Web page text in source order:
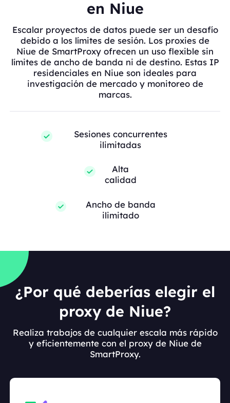
en Niue
Escalar proyectos de datos puede ser un desafío
debido a los límites de sesión. Los proxies de
Niue de SmartProxy ofrecen un uso flexible sin
límites de ancho de banda ni de destino. Estas IP
residenciales en Niue son ideales para
investigación de mercado y monitoreo de
marcas.
Sesiones concurrentes
ilimitadas
Alta
calidad
Ancho de banda
ilimitado
¿Por qué deberías elegir el
proxy de Niue?
Realiza trabajos de cualquier escala más rápido
y eficientemente con el proxy de Niue de
SmartProxy.